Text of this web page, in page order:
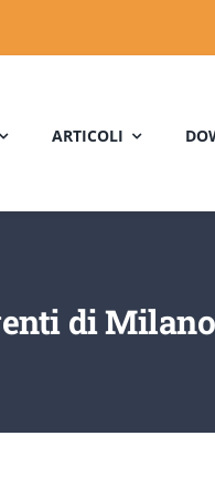
ARTICOLI
di Milano